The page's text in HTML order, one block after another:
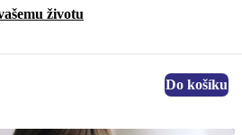
životu
Do košíku